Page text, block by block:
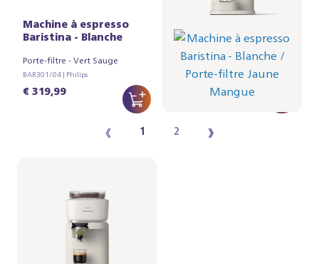
Machine à espresso
Baristina - Blanche
Porte-filtre - Vert Sauge
BAR301/04 | Philips
€ 319,99
Baristina - Blanche
Porte-filtre - Jaune Mangue
BAR301/03 | Philips
€ 319,99
‹ 1 2 ›